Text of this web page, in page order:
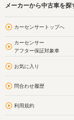
メーカーから中古車を探
カーセンサートップへ
カーセンサー
アフター保証対象車
お気に入り
問合わせ履歴
利用規約